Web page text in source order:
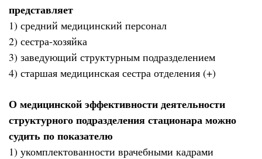
представляет
1) средний медицинский персонал
2) сестра-хозяйка
3) заведующий структурным подразделением
4) старшая медицинская сестра отделения (+)
О медицинской эффективности деятельности
структурного подразделения стационара можно
судить по показателю
1) укомплектованности врачебными кадрами